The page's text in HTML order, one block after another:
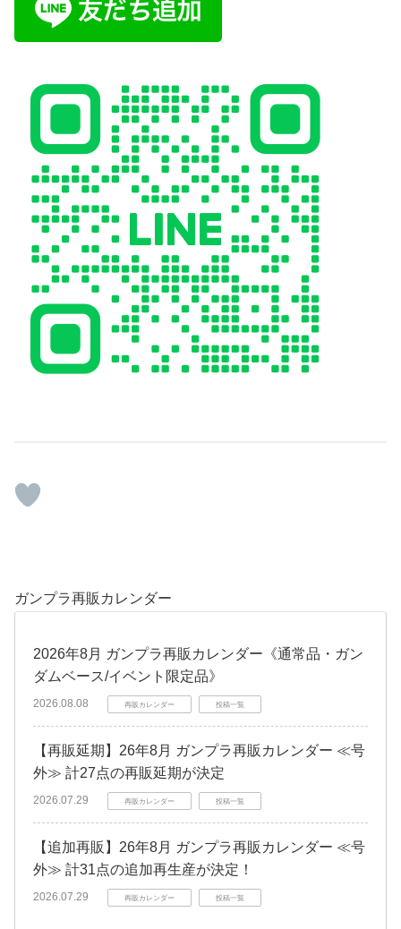
ガンプラ再販カレンダー
2026年8月 ガンプラ再販カレンダー《通常品・ガン
ダムベース/イベント限定品》
2026.08.08 再販カレンダー 投稿一覧
【再販延期】26年8月 ガンプラ再販カレンダー ≪号
外≫ 計27点の再販延期が決定
2026.07.29 再販カレンダー 投稿一覧
【追加再販】26年8月 ガンプラ再販カレンダー ≪号
外≫ 計31点の追加再生産が決定！
2026.07.29 再販カレンダー 投稿一覧